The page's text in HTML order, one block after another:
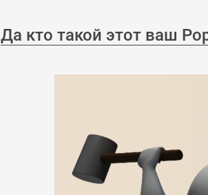
Да кто такой этот ваш